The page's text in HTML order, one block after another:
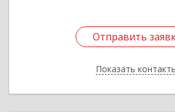
Отправить
Показать
Отправить
Назад